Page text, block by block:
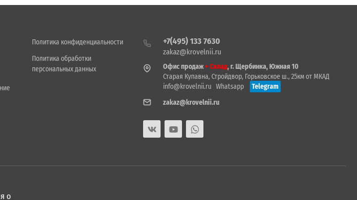
Политика конфиденциальности
Политика обработки
персональных данных
+7(495) 133 7630
zakaz@krovelnii.ru
Офис продаж+ Склад, г. Щербинка, Южная 10
Старая Купавна, Стройдвор, Горьковское ш., 25км от МКАД
info@krovelnii.ru
Whatsapp
Telegram
zakaz@krovelnii.ru
о